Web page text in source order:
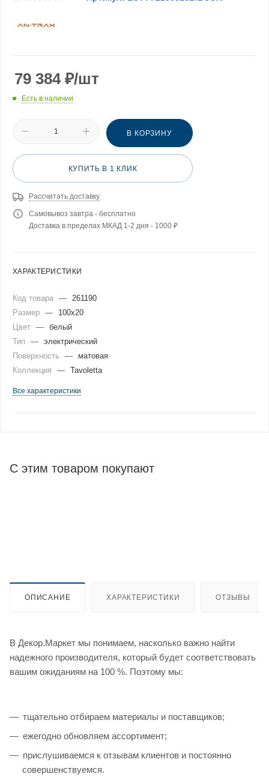
79 384₽/шт
Есть в наличии
В КОРЗИНУ
КУПИТЬ В 1 КЛИК
Рассчитать доставку
Самовывоз завтра - бесплатно
Доставка в пределах МКАД 1-2 дня - 1000 ₽
ХАРАКТЕРИСТИКИ
Код товара —
261190
Размер —
100x20
Цвет — белый
Тип
— электрический
Поверхность
—
матовая
Коллекция
— Tavoletta
Все характеристики
С этим товаром покупают
ОПИСАНИЕ ХАРАКТЕРИСТИКИ ОТЗЫВЫ
В Декор.Маркет мы понимаем, насколько важно найти
надежного производителя, который будет соответствовать
вашим ожиданиям на 100 %. Поэтому мы:
тщательно отбираем материалы и поставщиков;
ежегодно обновляем ассортимент;
прислушиваемся к отзывам клиентов и постоянно
совершенствуемся.